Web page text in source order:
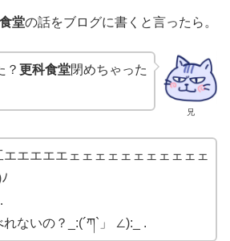
堂の話をブログに書くと言ったら。
兄
？ 更科食堂閉めちゃった
エエエエエェェェェェェェェェェェ
れないの？_:(´ཀ`」 ∠):_ .